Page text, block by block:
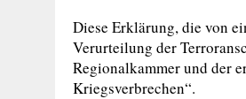
Diese Erklärung, die von
Verurteilung der
Regionalkammer und der
Kriegsverbrechen“.